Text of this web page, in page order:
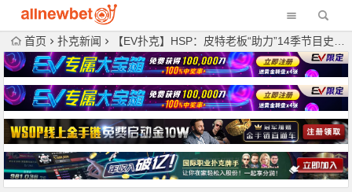
首页 扑克新闻 【EV扑克】HSP：皮特老板“助力”14季节目史上最大底池140w刀+，Keating赢麻了